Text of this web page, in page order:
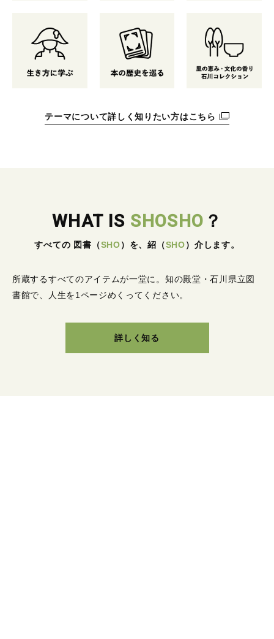
テーマについて詳しく知りたい方はこちら
WHAT IS SHOSHO ？
すべての 図書 （SHO） を、紹 （SHO） 介します。
所蔵するすべてのアイテムが一堂に。 知の殿堂・石川県立図
書館で、人生を1ページめくってください。
詳しく知る